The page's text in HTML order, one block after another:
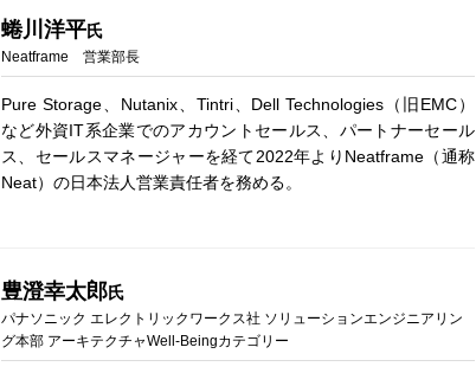
蜷川洋平氏
Neatframe 営業部長
Pure Storage、Nutanix、Tintri、Dell Technologies（旧EMC）
など外資IT系企業でのアカウントセールス、パートナーセール
ス、セールスマネージャーを経て2022年よりNeatframe（通称
Neat）の日本法人営業責任者を務める。
豊澄幸太郎氏
パナソニック エレクトリックワークス社 ソリューションエンジニアリン
グ本部 アーキテクチャWell-Beingカテゴリー